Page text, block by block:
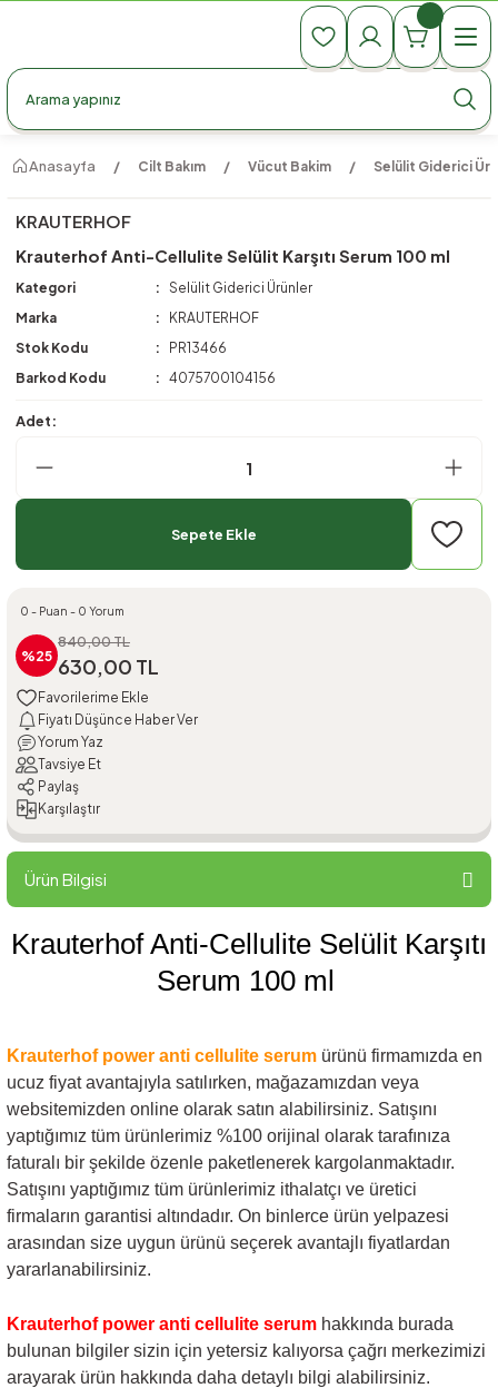
990 TL Üzeri Ücretsiz Kargo
990 TL Üzeri Ücretsiz Kargo
Anasayfa Cilt Bakım Vücut Bakim Selülit Giderici
KRAUTERHOF
Krauterhof Anti-Cellulite Selülit Karşıtı Serum 100 ml
Kategori
Selülit Giderici Ürünler
Marka
KRAUTERHOF
Stok Kodu
PR13466
Barkod Kodu
4075700104156
Adet:
Sepete Ekle
0 - Puan - 0 Yorum
%25
840,00 TL
630,00 TL
Fiyatı Düşünce Haber Ver
Yorum Yaz
Tavsiye Et
Paylaş
Karşılaştır
Ürün Bilgisi
Krauterhof Anti-Cellulite Selülit Karşıtı
Serum 100 ml
Krauterhof power anti cellulite serum ürünü firmamızda en
ucuz fiyat avantajıyla satılırken, mağazamızdan veya
websitemizden online olarak satın alabilirsiniz. Satışını
yaptığımız tüm ürünlerimiz %100 orijinal olarak tarafınıza
faturalı bir şekilde özenle paketlenerek kargolanmaktadır.
Satışını yaptığımız tüm ürünlerimiz ithalatçı ve üretici
firmaların garantisi altındadır. On binlerce ürün yelpazesi
arasından size uygun ürünü seçerek avantajlı fiyatlardan
yararlanabilirsiniz.
Krauterhof power anti cellulite serum hakkında burada
bulunan bilgiler sizin için yetersiz kalıyorsa çağrı merkezimizi
arayarak ürün hakkında daha detaylı bilgi alabilirsiniz.